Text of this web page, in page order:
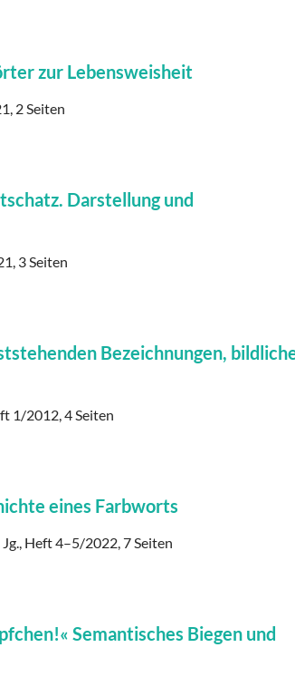
zur Lebensweisheit
2 Seiten
Darstellung und
3 Seiten
Bezeichnungen,
1/2012, 4 Seiten
eines Farbworts
Heft 4–5/2022, 7 Seiten
Semantisches Biegen und